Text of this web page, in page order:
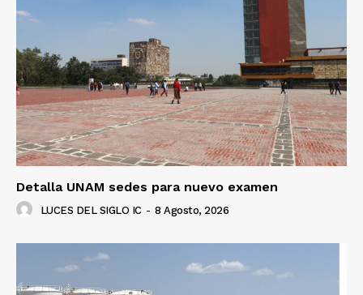
Detalla UNAM sedes para nuevo examen
LUCES DEL SIGLO IC - 8 Agosto, 2026